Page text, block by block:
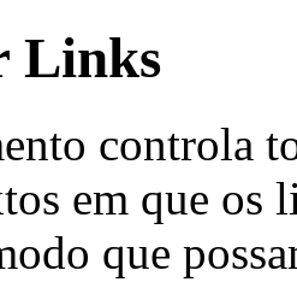
Links
controla
em que os
que